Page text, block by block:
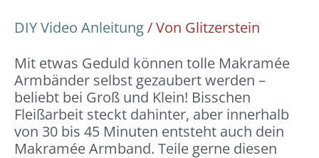
DIY Video Anleitung/ Von Glitzerstein
Mit etwas Geduld können tolle Makramée
Armbänder selbst gezaubert werden –
beliebt bei Groß und Klein! Bisschen
Fleißarbeit steckt dahinter, aber innerhalb
von 30 bis 45 Minuten entsteht auch dein
Makramée Armband. Teile gerne diesen